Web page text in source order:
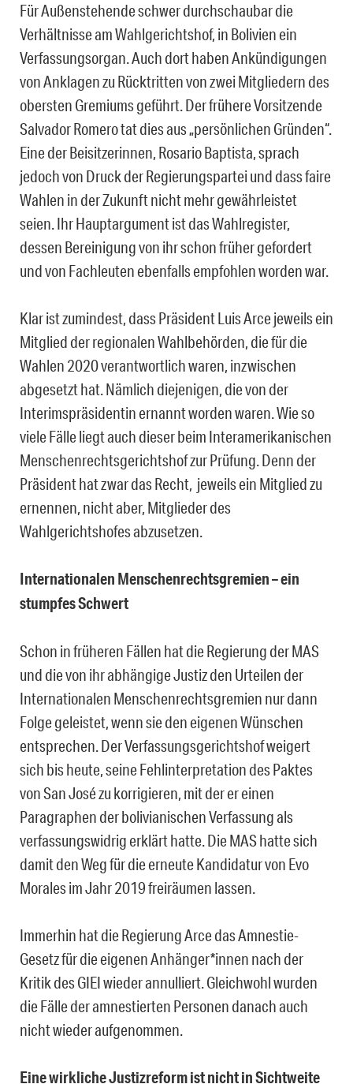
Für Außenstehende schwer durchschaubar die
Verhältnisse am Wahlgerichtshof, in Bolivien ein
Verfassungsorgan. Auch dort haben Ankündigungen
von Anklagen zu Rücktritten von zwei Mitgliedern des
obersten Gremiums geführt. Der frühere Vorsitzende
Salvador Romero tat dies aus „persönlichen Gründen“.
Eine der Beisitzerinnen, Rosario Baptista, sprach
jedoch von Druck der Regierungspartei und dass faire
Wahlen in der Zukunft nicht mehr gewährleistet
seien. Ihr Hauptargument ist das Wahlregister,
dessen Bereinigung von ihr schon früher gefordert
und von Fachleuten ebenfalls empfohlen worden war.
Klar ist zumindest, dass Präsident Luis Arce jeweils ein
Mitglied der regionalen Wahlbehörden, die für die
Wahlen 2020 verantwortlich waren, inzwischen
abgesetzt hat. Nämlich diejenigen, die von der
Interimspräsidentin ernannt worden waren. Wie so
viele Fälle liegt auch dieser beim Interamerikanischen
Menschenrechtsgerichtshof zur Prüfung. Denn der
Präsident hat zwar das Recht, jeweils ein Mitglied zu
ernennen, nicht aber, Mitglieder des
Wahlgerichtshofes abzusetzen.
Internationalen Menschenrechtsgremien – ein
stumpfes Schwert
Schon in früheren Fällen hat die Regierung der MAS
und die von ihr abhängige Justiz den Urteilen der
Internationalen Menschenrechtsgremien nur dann
Folge geleistet, wenn sie den eigenen Wünschen
entsprechen. Der Verfassungsgerichtshof weigert
sich bis heute, seine Fehlinterpretation des Paktes
von San José zu korrigieren, mit der er einen
Paragraphen der bolivianischen Verfassung als
verfassungswidrig erklärt hatte. Die MAS hatte sich
damit den Weg für die erneute Kandidatur von Evo
Morales im Jahr 2019 freiräumen lassen.
Immerhin hat die Regierung Arce das Amnestie-
Gesetz für die eigenen Anhänger*innen nach der
Kritik des GIEI wieder annulliert. Gleichwohl wurden
die Fälle der amnestierten Personen danach auch
nicht wieder aufgenommen.
Eine wirkliche Justizreform ist nicht in Sichtweite